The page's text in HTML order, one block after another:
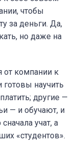
чтобы
за деньги. Да,
но даже на
от компании к
готовы научить
другие —
— и обучают, и
учат, а
«студентов».